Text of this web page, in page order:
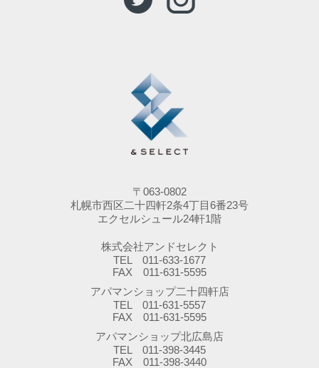
〒063-0802
札幌市西区二十四軒2条4丁目6番23号
エクセルシュール24軒1階
株式会社アンドセレクト
TEL 011-633-1677
FAX 011-631-5595
アパマンショップ二十四軒店
TEL 011-631-5557
FAX 011-631-5595
アパマンショップ北広島店
TEL 011-398-3445
FAX 011-398-3440